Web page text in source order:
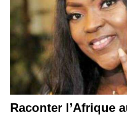
Raconter l’Afrique